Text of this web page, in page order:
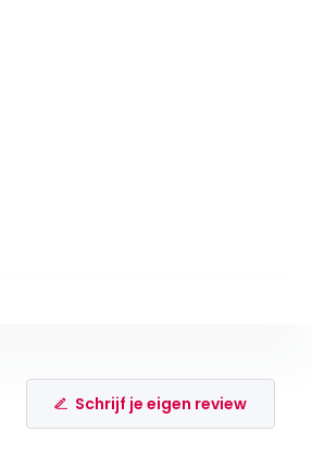
Schrijf je eigen review